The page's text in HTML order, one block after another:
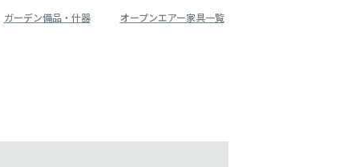
ガーデン備品・什器 オープンエアー家具一覧